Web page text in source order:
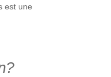
est une